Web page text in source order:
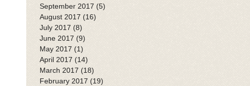
September 2017 (5)
August 2017 (16)
July 2017 (8)
June 2017 (9)
May 2017 (1)
April 2017 (14)
March 2017 (18)
February 2017 (19)